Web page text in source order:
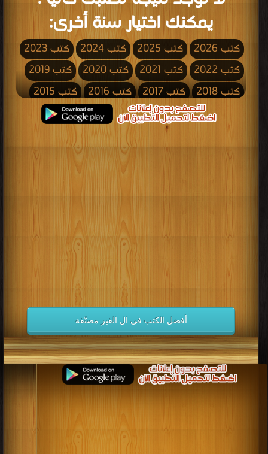
يمكنك اختيار سنة أخرى:
كتب 2026 كتب 2025 كتب 2024
كتب 2023
كتب 2022
كتب 2021 كتب 2020
كتب 2019
كتب 2018
كتب 2017 كتب 2016
كتب 2015
كتب 2013 كتب 2012
كتب 2011
كتب 2009 كتب 2008
كتب 2006
كتب 2005 كتب 2004
كتب 2003
كتب 2000
كتب 1992
كتب 1991
كتب 1990
كتب 1989 كتب 1988
كتب 1987
كتب 1984
كتب 1983
كتب 1980
كتب 1979
كتب 1978
كتب 1977 كتب 1976
كتب 1975
كتب 1974
كتب 1973 كتب 1972
كتب 1971
كتب 1970
كتب 1969 كتب 1968
كتب 1967
كتب 1966
كتب 1965 كتب 1964
كتب 1963
كتب 1962
كتب 1961 كتب 1960
كتب 1959
كتب 1957
كتب 1952
كتب 1951
أفضل الكتب في ال الغير مصنّفة